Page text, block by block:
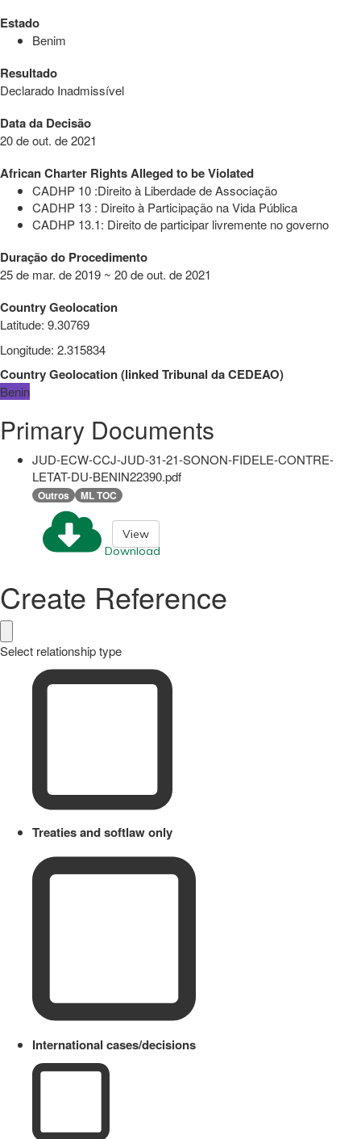
Estado
Benim
Resultado
Declarado Inadmissível
Data da Decisão
20 de out. de 2021
African Charter Rights Alleged to be Violated
CADHP 10 :Direito à Liberdade de Associação
CADHP 13 : Direito à Participação na Vida Pública
CADHP 13.1: Direito de participar livremente no governo
Duração do Procedimento
25 de mar. de 2019 ~ 20 de out. de 2021
Country Geolocation
Latitude: 9.30769
Longitude: 2.315834
Country Geolocation(linkedTribunal da CEDEAO)
Benin
Primary Documents
JUD-ECW-CCJ-JUD-31-21-SONON-FIDELE-CONTRE-
LETAT-DU-BENIN22390.pdf
Outros ML TOC
Download
View
Create Reference
Select relationship type
Treaties and softlaw only
International cases/decisions